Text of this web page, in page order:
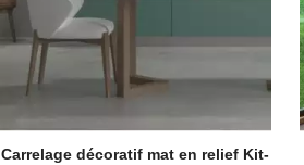
Carrelage décoratif mat en relief Kit-